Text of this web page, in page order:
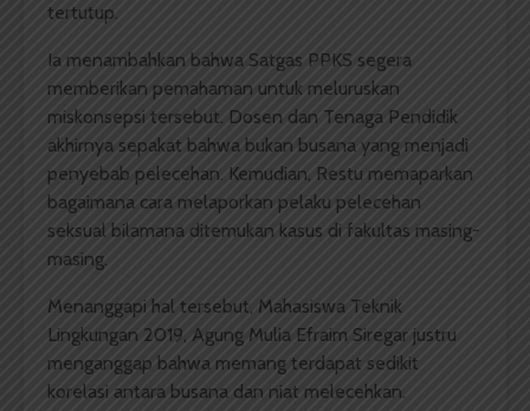
tertutup.
Ia menambahkan bahwa Satgas PPKS segera
memberikan pemahaman untuk meluruskan
miskonsepsi tersebut. Dosen dan Tenaga Pendidik
akhirnya sepakat bahwa bukan busana yang menjadi
penyebab pelecehan. Kemudian, Restu memaparkan
bagaimana cara melaporkan pelaku pelecehan
seksual bilamana ditemukan kasus di fakultas masing-
masing.
Menanggapi hal tersebut, Mahasiswa Teknik
Lingkungan 2019, Agung Mulia Efraim Siregar justru
menganggap bahwa memang terdapat sedikit
korelasi antara busana dan niat melecehkan.